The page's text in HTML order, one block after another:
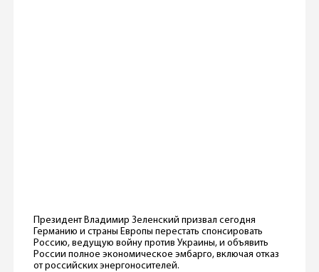
Президент Владимир Зеленский призвал сегодня
Германию и страны Европы перестать спонсировать
Россию, ведущую войну против Украины, и объявить
России полное экономическое эмбарго, включая отказ
от российских энергоносителей.